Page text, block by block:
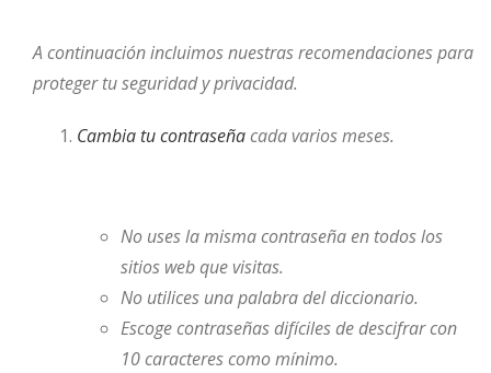
A continuación incluimos nuestras recomendaciones para
proteger tu seguridad y privacidad.
Cambia tu contraseñacada varios meses.
No uses la misma contraseña en todos los
sitios web que visitas.
No utilices una palabra del diccionario.
Escoge contraseñas difíciles de descifrar con
10 caracteres como mínimo.